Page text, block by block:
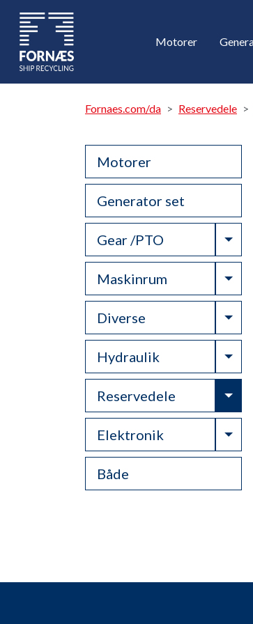
Motorer
Fornaes.com/da Reservedele
Motorer
Generator set
Gear /PTO
Maskinrum
Diverse
Hydraulik
Reservedele
Elektronik
Både